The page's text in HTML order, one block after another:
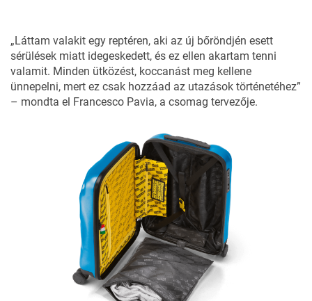
„Láttam valakit egy reptéren, aki az új bőröndjén esett
sérülések miatt idegeskedett, és ez ellen akartam tenni
valamit. Minden ütközést, koccanást meg kellene
ünnepelni, mert ez csak hozzáad az utazások történetéhez”
– mondta el Francesco Pavia, a csomag tervezője.